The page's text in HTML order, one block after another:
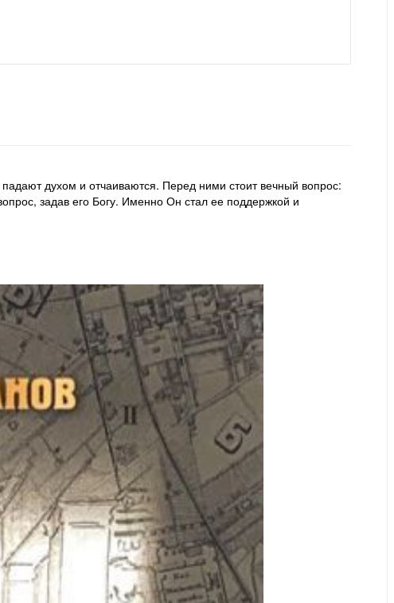
духом и отчаиваются. Перед ними стоит вечный вопрос:
задав его Богу. Именно Он стал ее поддержкой и